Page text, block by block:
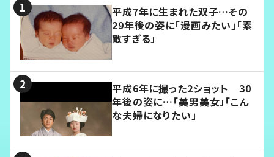
平成7年に生まれた双子…その
29年後の姿に「漫画みたい」「素
敵すぎる」
平成6年に撮った2ショット 30
年後の姿に…「美男美女」「こん
な夫婦になりたい」